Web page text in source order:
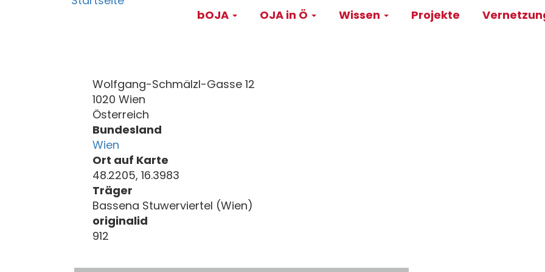
Main
bOJA OJA in Ö Wissen Projekte
Wolfgang-Schmälzl-Gasse 12
1020 Wien
Österreich
Bundesland
Wien
Ort auf Karte
48.2205, 16.3983
Träger
Bassena Stuwerviertel (Wien)
originalid
912